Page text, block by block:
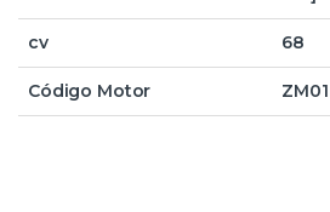
cv 68
Código Motor